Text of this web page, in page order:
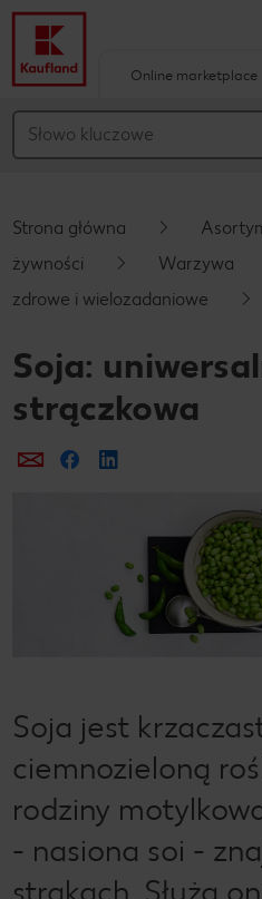
Główna treść
Pływający pasek boczny
Online marketplace
Strona główna
żywności
Warzywa
zdrowe i wielozadaniowe
Soja:
strączkowa
Prześlij e-mailem
Udostępnij na
Soja jest
ciemnozieloną
rodziny
- nasiona soi -
strąkach. Służą